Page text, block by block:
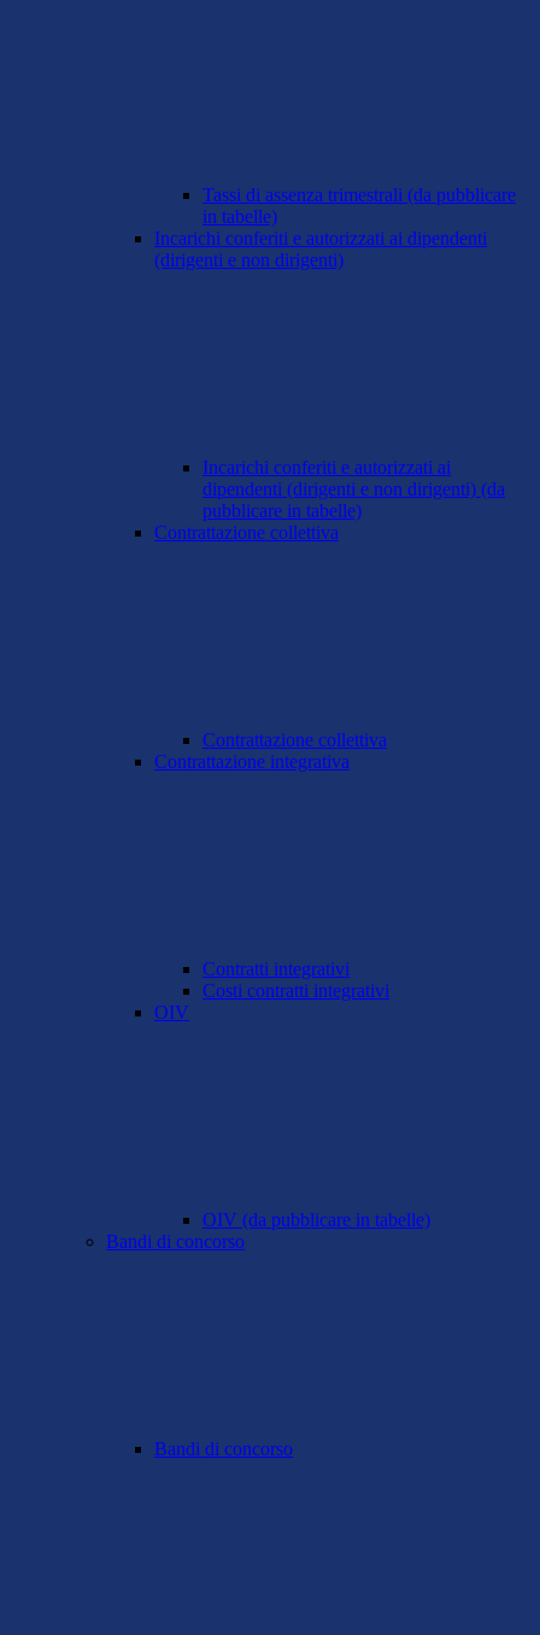
Tassi di assenza trimestrali (da pubblicare
in tabelle)
Incarichi conferiti e autorizzati ai dipendenti
(dirigenti e non dirigenti)
Incarichi conferiti e autorizzati ai
dipendenti (dirigenti e non dirigenti) (da
pubblicare in tabelle)
Contrattazione collettiva
Contrattazione collettiva
Contrattazione integrativa
Contratti integrativi
Costi contratti integrativi
OIV
OIV (da pubblicare in tabelle)
Bandi di concorso
Bandi di concorso